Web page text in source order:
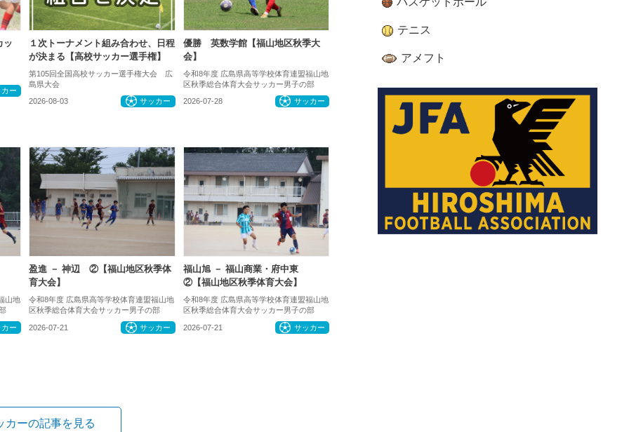
ッ
ー
１次トーナメント組み合わせ、日程
が決まる【高校サッカー選手権】
第105回全国高校サッカー選手権大会 広
島県大会
2026-08-03 サッカー
優勝 英数学館【福山地区秋季大
会】
令和8年度 広島県高等学校体育連盟福山地
区秋季総合体育大会サッカー男子の部
2026-07-28 サッカー
山地
ー
盈進 － 神辺 ②【福山地区秋季体
育大会】
令和8年度 広島県高等学校体育連盟福山地
区秋季総合体育大会サッカー男子の部
2026-07-21 サッカー
福山旭 － 福山商業・府中東
②【福山地区秋季体育大会】
令和8年度 広島県高等学校体育連盟福山地
区秋季総合体育大会サッカー男子の部
2026-07-21 サッカー
カーの記事を見る
テニス
アメフト